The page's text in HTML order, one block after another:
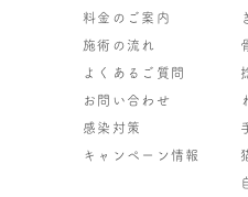
料金のご案内
施術の流れ
よくあるご質問
お問い合わせ
感染対策
キャンペーン情報